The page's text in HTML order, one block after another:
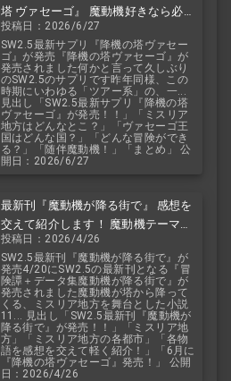
塔 ヴァセーゴ』 魔動機好きなら必
見！ 随伴魔動機と旅に出よう！
投稿日：2026/6/27
SW2.5最新サプリ『降機の塔ヴァセー
ゴ』が発売『降機の塔ヴァセーゴ』が
発売されました何かと言って久しぶり
のSW2.5のサプリです昨年同様、この
時期にいわゆる「ツアー系」の、一...
見出し「SW2.5最新サプリ『降機の塔
ヴァセーゴ』が発売！！」「ミスリア
地方はどんなとこ？」「ヴァセーゴ王
国はどんな国？」「どんな冒険ができ
る？」「随伴魔動機！」「まとめ」 公
開日：2026/6/27
最新刊『魔動機が降る街で』 感想を
交えて紹介します！ 魔動機テーマの
小説！ おもしろいデータも多数！
投稿日：2026/4/26
SW2.5最新刊『魔動機が降る街で』が
発売4/20にSW2.5の最新刊となる『冒
険譚＋データ集魔動機が降る街で』が
発売されました魔動機が塔から降って
くる、ミスリア地方を舞台とした小説
11... 見出し「SW2.5最新刊『魔動機が
降る街で』が発売！！」「ミスリア地
方」「ミスリア地方の各都市」「各物
語を感想を交えて軽く紹介！」「6月に
『降機の塔ヴァセーゴ』発売！」 公開
日：2026/4/26